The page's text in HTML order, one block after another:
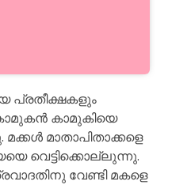
പ്രതീക്ഷകളും
കാമുകിയെ
മാതാപിതാക്കളെ
വെട്ടിക്കൊല്ലുന്നു.
വേണ്ടി മകളെ